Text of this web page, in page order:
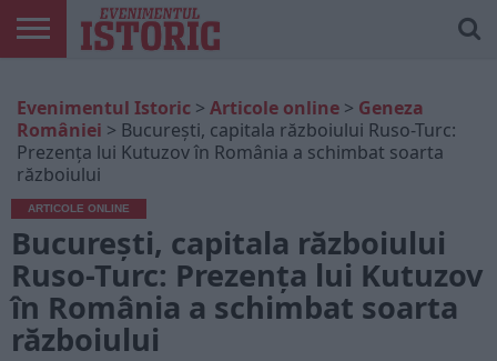
ONLINE
EDIȚII
TIPĂRITE
ISTORIC
PLAY
CONTUL
MEU
Evenimentul Istoric > Articole online > Geneza
României > București, capitala războiului Ruso-Turc:
Prezența lui Kutuzov în România a schimbat soarta
războiului
ARTICOLE ONLINE
București, capitala războiului
Ruso-Turc: Prezența lui Kutuzov
în România a schimbat soarta
războiului